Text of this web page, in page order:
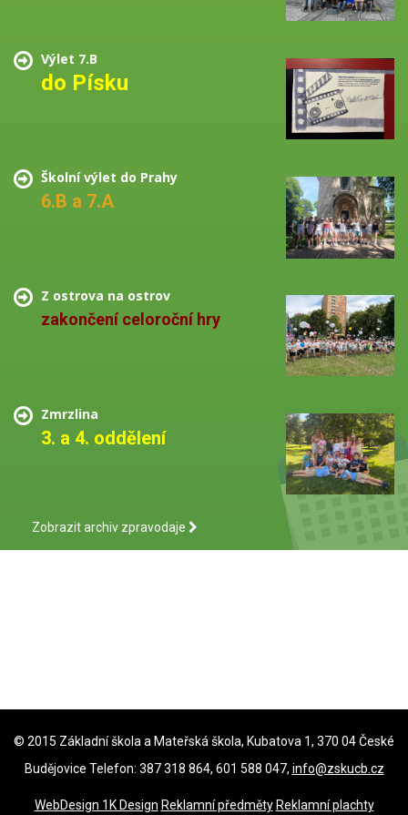
Výlet 7.B
do Písku
Školní výlet do Prahy
6.B a 7.A
Z ostrova na ostrov
zakončení celoroční hry
Zmrzlina
3. a 4. oddělení
Zobrazit archiv zpravodaje
© 2015 Základní škola a Mateřská škola, Kubatova 1, 370 04 České
Budějovice Telefon: 387 318 864, 601 588 047, info@zskucb.cz
WebDesign 1K Design Reklamní předměty Reklamní plachty